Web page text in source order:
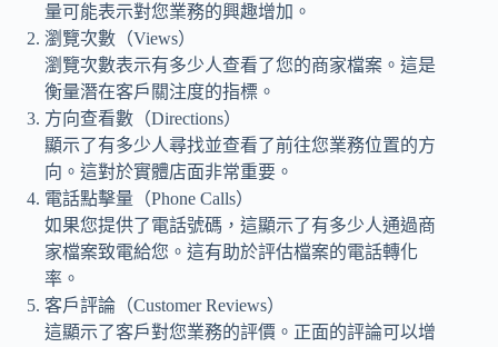
量可能表示對您業務的興趣增加。
瀏覽次數（Views）
瀏覽次數表示有多少人查看了您的商家檔案。這是
衡量潛在客戶關注度的指標。
方向查看數（Directions）
顯示了有多少人尋找並查看了前往您業務位置的方
向。這對於實體店面非常重要。
電話點擊量（Phone Calls）
如果您提供了電話號碼，這顯示了有多少人通過商
家檔案致電給您。這有助於評估檔案的電話轉化
率。
客戶評論（Customer Reviews）
這顯示了客戶對您業務的評價。正面的評論可以增